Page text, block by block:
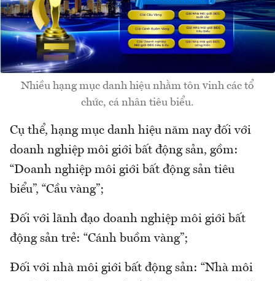
Nhiều hạng mục danh hiệu nhằm tôn vinh các tổ
chức, cá nhân tiêu biểu.
Cụ thể, hạng mục danh hiệu năm nay đối với
doanh nghiệp môi giới bất động sản, gồm:
“Doanh nghiệp môi giới bất động sản tiêu
biểu”, “Cầu vàng”;
Đối với lãnh đạo doanh nghiệp môi giới bất
động sản trẻ: “Cánh buồm vàng”;
Đối với nhà môi giới bất động sản: “Nhà môi